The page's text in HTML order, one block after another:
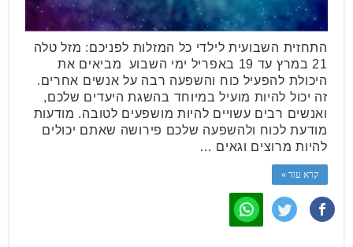
התחזית השבועית לילדי כל המזלות לפניכם: מזל טלה
21 במרץ עד 19 באפריל ימי השבוע מביאים את
היכולת להפעיל כוח והשפעה רבה על אנשים אחרים.
זה יכול להיות מועיל במיוחד בהשגת היעדים שלכם,
ואנשים רבים עשויים להיות מושפעים לטובה. מודעות
מודעת לכוח ולהשפעה שלכם פירושה שאתם יכולים
להיות מרוצים וגאים …
קרא עוד »